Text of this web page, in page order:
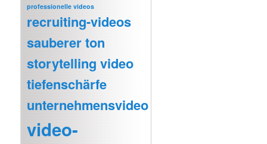
professionelle videos
recruiting-videos
sauberer ton
storytelling video
tiefenschärfe
unternehmensvideo
video-